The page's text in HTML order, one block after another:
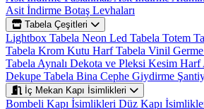
Asit İndirme Botaş Levhaları
Tabela Çeşitleri
Lightbox Tabela Neon Led Tabela Totem
Tabela Krom Kutu Harf Tabela Vinil Germe
Tabela Aynalı Dekota ve Pleksi Kesim Harf
Dekupe Tabela Bina Cephe Giydirme
İç Mekan Kapı İsimlikleri
Bombeli Kapı İsimlikleri Düz Kapı